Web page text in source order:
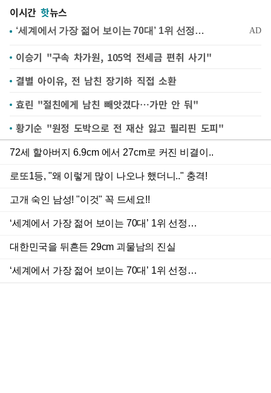
이시간 핫뉴스
이승기 "구속 차가원, 105억 전세금 편취 사기"
결별 아이유, 전 남친 장기하 직접 소환
효린 "절친에게 남친 빼앗겼다…가만 안 둬"
황기순 "원정 도박으로 전 재산 잃고 필리핀 도피"